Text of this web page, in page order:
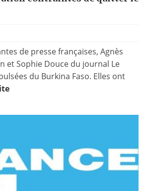
de presse françaises, Agnès
et Sophie Douce du journal Le
du Burkina Faso. Elles ont